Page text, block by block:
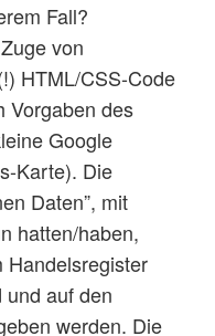
Fall?
von
HTML/CSS-Code
Vorgaben des
Google
Karte). Die
Daten”, mit
hatten/haben,
Handelsregister
auf den
werden. Die